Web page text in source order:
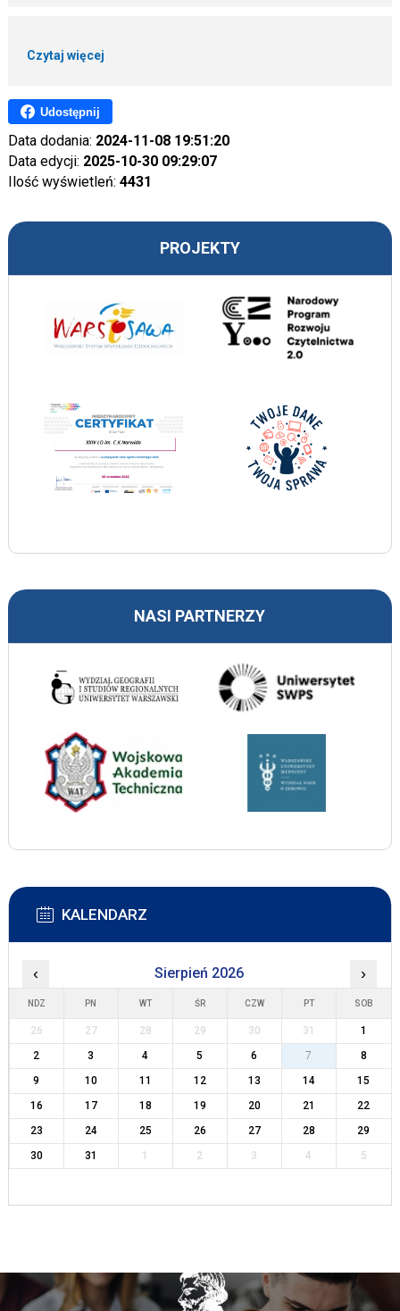
Czytaj więcej
Udostępnij
Data dodania: 2024-11-08 19:51:20
Data edycji: 2025-10-30 09:29:07
Ilość wyświetleń: 4431
PROJEKTY
NASI PARTNERZY
KALENDARZ
‹ Sierpień 2026 ›
NDZ PN WT ŚR CZW PT SOB
26 27 28 29 30 31
1
2
3 4 5 6 7
8
9
10 11 12 13 14
15
16
17 18 19 20 21
22
23
24 25 26 27 28
29
30
31 1 2 3 4 5